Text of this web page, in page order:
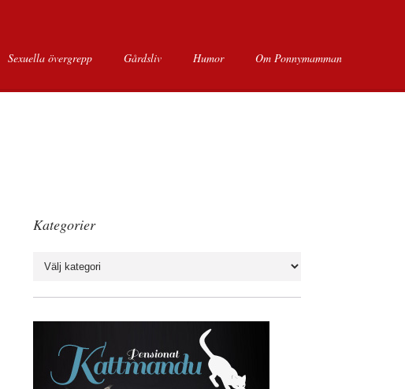
Sexuella övergrepp Gårdsliv Humor Om Ponnymamman
Kategorier